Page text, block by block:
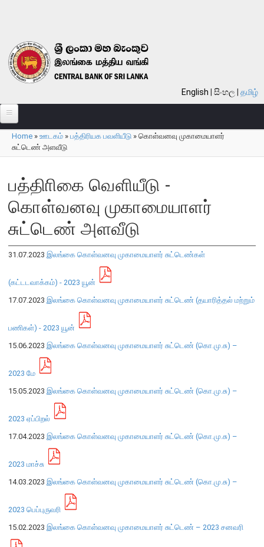
English සිංහල தமிழ்
பற்றி
வங்கி பற்றி
பொது நோக்கு
வங்கியின் வரலாறு
தொலைநோக்கு, பணி, பெறுமானம்
தொழிற்பாடுகள்
நிறுவன ரீதியான அமைப்பு
நிறுவனக் கட்டமைப்பு
முதன்மை அலுவலர்கள்
திணைக்களங்கள்
ஆளுகைக் கோவைகளும் கொள்கைகளும்
வங்கிப் பணிமனை
நூலகம் மற்றும் தகவல் நிலையம்
வங்கித்தொழில் கற்கைகளுக்கான நிலையம்
பொருளாதார வரலாற்று அரும்பொருட் காட்சிச் சாலை
எக்ஸ்டர் அறிக்கை
You are here
Home » ஊடகம் » பத்திரியக பவளியீடு » கொள்வனவு முகாமையாளர்
சுட்டெண் அளவீடு
பத்திாிகை வௌியீடு -
கொள்வனவு முகாமையாளர்
சுட்டெண் அளவீடு
31.07.2023 இலங்கை கொள்வனவு முகாமையாளர் சுட்டெண்கள்
(கட்டடவாக்கம்) - 2023 யூன்
17.07.2023 இலங்கை கொள்வனவு முகாமையாளர் சுட்டெண் (தயாரித்தல் மற்றும்
பணிகள்) - 2023 யூன்
15.06.2023 இலங்கை கொள்வனவு முகாமையாளர் சுட்டெண் (கொ.மு.சு) –
2023 மே
15.05.2023 இலங்கை கொள்வனவு முகாமையாளர் சுட்டெண் (கொ.மு.சு) –
2023 ஏப்பிறல்
17.04.2023 இலங்கை கொள்வனவு முகாமையாளர் சுட்டெண் (கொ.மு.சு) –
2023 மாச்சு
14.03.2023 இலங்கை கொள்வனவு முகாமையாளர் சுட்டெண் (கொ.மு.சு) –
2023 பெப்புருவரி
15.02.2023 இலங்கை கொள்வனவு முகாமையாளர் சுட்டெண் – 2023 சனவரி